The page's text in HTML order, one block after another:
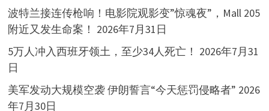
波特兰接连传枪响！电影院观影变”惊魂夜”，Mall 205
附近又发生命案！ 2026年7月31日
5万人冲入西班牙领土，至少34人死亡！ 2026年7月31
日
美军发动大规模空袭 伊朗誓言“今天惩罚侵略者” 2026
年7月30日